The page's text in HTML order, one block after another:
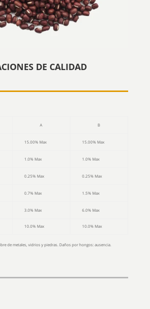
DE CALIDAD
A B
15.00% Max 15.00% Max
1.0% Max 1.0% Max
0.25% Max 0.25% Max
0.7% Max 1.5% Max
3.0% Max 6.0% Max
10.0% Max 10.0% Max
de metales, vidrios y piedras.Daños por hongos: ausencia.